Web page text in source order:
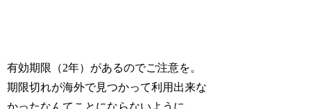
有効期限（2年）があるのでご注意を。
期限切れが海外で見つかって利用出来な
かったなんてことにならないように。